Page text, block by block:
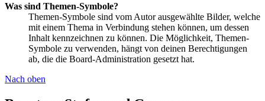
Was sind Themen-Symbole?
Themen-Symbole sind vom Autor ausgewählte Bilder, welche
mit einem Thema in Verbindung stehen können, um dessen
Inhalt kennzeichnen zu können. Die Möglichkeit, Themen-
Symbole zu verwenden, hängt von deinen Berechtigungen
ab, die die Board-Administration gesetzt hat.
Nach oben